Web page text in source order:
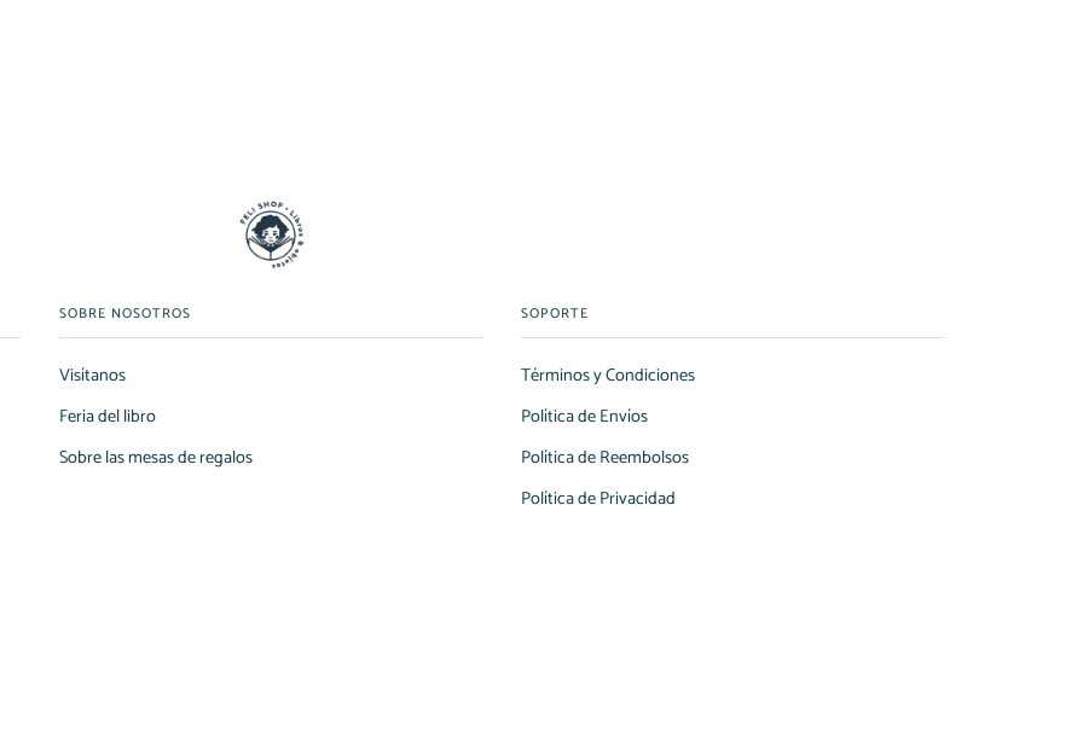
SOBRE NOSOTROS
Visítanos
Feria del libro
Sobre las mesas de regalos
SOPORTE
Términos y Condiciones
Política de Envíos
Política de Reembolsos
Política de Privacidad